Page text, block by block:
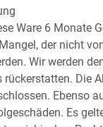
Ware 6 Monate
der nicht
Wir werden
rückerstatten. Die
Ebenso
Es